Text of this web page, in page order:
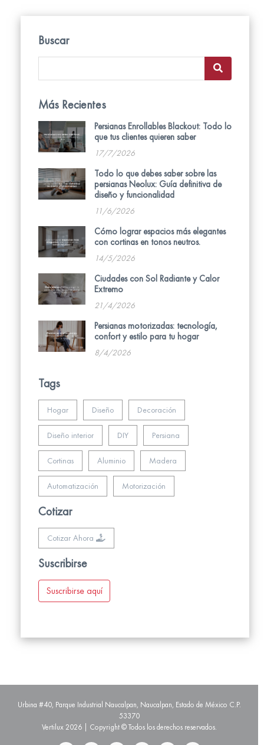
Buscar
Más Recientes
Persianas Enrollables Blackout: Todo lo
que tus clientes quieren saber
17/7/2026
Todo lo que debes saber sobre las
persianas Neolux: Guía definitiva de
diseño y funcionalidad
11/6/2026
Cómo lograr espacios más elegantes
con cortinas en tonos neutros.
14/5/2026
Ciudades con Sol Radiante y Calor
Extremo
21/4/2026
Persianas motorizadas: tecnología,
confort y estilo para tu hogar
8/4/2026
Tags
Hogar Diseño Decoración
Diseño interior DIY Persiana
Cortinas Aluminio Madera
Automatización Motorización
Cotizar
Cotizar Ahora
Suscribirse
Suscribirse aquí
Urbina #40, Parque Industrial Naucalpan, Naucalpan, Estado de México C.P.
53370
Vertilux 2026 | Copyright © Todos los derechos reservados.